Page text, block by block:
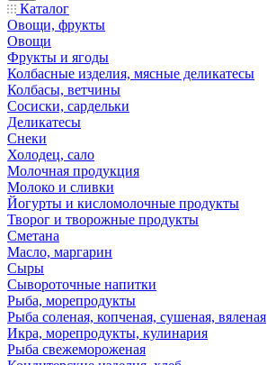
Каталог
Овощи, фрукты
Овощи
Фрукты и ягоды
Колбасные изделия, мясные деликатесы
Колбасы, ветчины
Сосиски, сардельки
Деликатесы
Снеки
Холодец, сало
Молочная продукция
Молоко и сливки
Йогурты и кисломолочные продукты
Творог и творожные продукты
Сметана
Масло, маргарин
Сыры
Сывороточные напитки
Рыба, морепродукты
Рыба соленая, копченая, сушеная, вяленая
Икра, морепродукты, кулинария
Рыба свежемороженая